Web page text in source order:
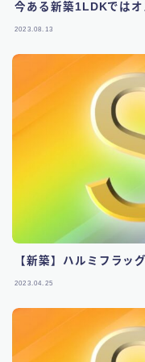
今ある新築1LDKでは
2023.08.13
【新築】ハルミフラッ
2023.04.25